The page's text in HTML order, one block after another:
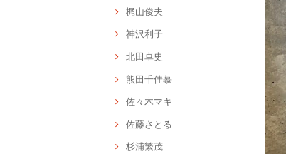
梶山俊夫
神沢利子
北田卓史
熊田千佳慕
佐々木マキ
佐藤さとる
杉浦繁茂